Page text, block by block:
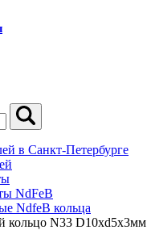
в Санкт-Петербурге
NdFeB
NdfeB кольца
кольцо N33 D10xd5x3мм